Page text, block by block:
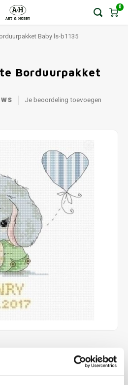
0
Baby ls-b1135
Borduurpakket
Je beoordeling toevoegen